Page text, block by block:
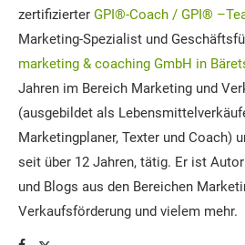
zertifizierter GPI®-Coach / GPI®
Marketing-Spezialist und
marketing & coaching GmbH in
Jahren im Bereich Marketing und
(ausgebildet als
Marketingplaner, Texter und Coach)
seit über 12 Jahren, tätig. Er ist
und Blogs aus den Bereichen
Verkaufsförderung und vielem mehr.